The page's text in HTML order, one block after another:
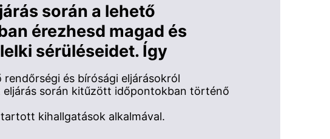
során a lehető
érezhesd magad és
sérüléseidet. Így
és bírósági eljárásokról
eljárás során kitűzött időpontokban történő
kihallgatások alkalmával.